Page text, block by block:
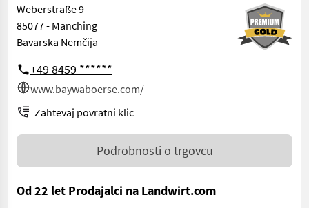
Weberstraße 9
85077 - Manching
Bavarska Nemčija
+49 8459 ******
www.baywaboerse.com/
Zahtevaj povratni klic
Podrobnosti o trgovcu
Od 22 let Prodajalci na Landwirt.com